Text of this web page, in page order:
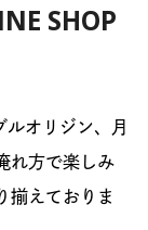
SHOP
ルオリジン、月
れ方で楽しみ
揃えておりま